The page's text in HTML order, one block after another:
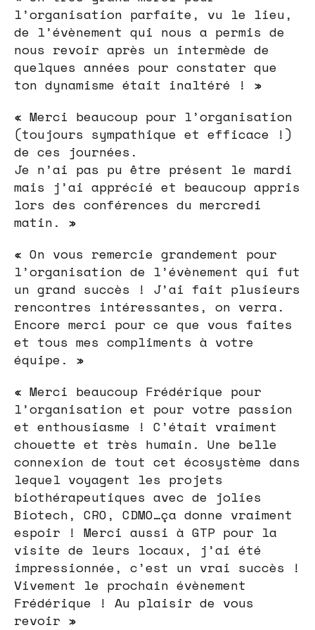
l’organisation parfaite, vu le lieu,
de l’évènement qui nous a permis de
nous revoir après un intermède de
quelques années pour constater que
ton dynamisme était inaltéré ! »
« Merci beaucoup pour l’organisation
(toujours sympathique et efficace !)
de ces journées.
Je n’ai pas pu être présent le mardi
mais j’ai apprécié et beaucoup appris
lors des conférences du mercredi
matin. »
« On vous remercie grandement pour
l’organisation de l’évènement qui fut
un grand succès ! J’ai fait plusieurs
rencontres intéressantes, on verra.
Encore merci pour ce que vous faites
et tous mes compliments à votre
équipe. »
« Merci beaucoup Frédérique pour
l’organisation et pour votre passion
et enthousiasme ! C’était vraiment
chouette et très humain. Une belle
connexion de tout cet écosystème dans
lequel voyagent les projets
biothérapeutiques avec de jolies
Biotech, CRO, CDMO…ça donne vraiment
espoir ! Merci aussi à GTP pour la
visite de leurs locaux, j’ai été
impressionnée, c’est un vrai succès !
Vivement le prochain évènement
Frédérique ! Au plaisir de vous
revoir »